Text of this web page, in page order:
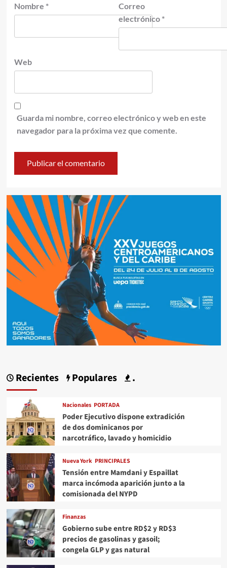
Nombre *
Correo
electrónico *
Web
Guarda mi nombre, correo electrónico y web en este
navegador para la próxima vez que comente.
Recientes Populares .
Nacionales PORTADA
Poder Ejecutivo dispone extradición
de dos dominicanos por
narcotráfico, lavado y homicidio
Nueva York PRINCIPALES
Tensión entre Mamdani y Espaillat
marca incómoda aparición junto a la
comisionada del NYPD
Finanzas
Gobierno sube entre RD$2 y RD$3
precios de gasolinas y gasoil;
congela GLP y gas natural